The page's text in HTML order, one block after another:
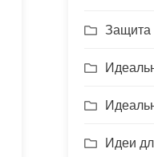
Защита
Идеи